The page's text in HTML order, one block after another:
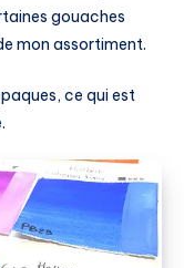
gouaches
mon assortiment.
ce qui est